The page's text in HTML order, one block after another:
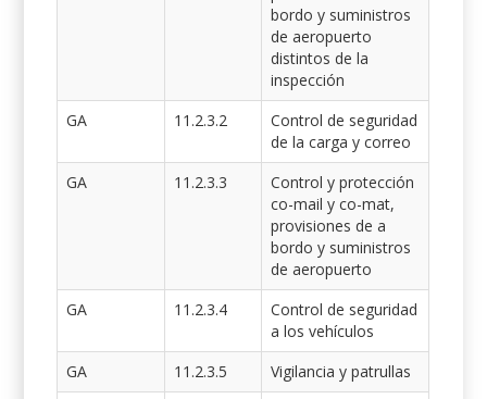
bordo y suministros
de aeropuerto
distintos de la
inspección
GA
11.2.3.2
Control de seguridad
de la carga y correo
GA
11.2.3.3
Control y protección
co-mail y co-mat,
provisiones de a
bordo y suministros
de aeropuerto
GA
11.2.3.4
Control de seguridad
a los vehículos
GA
11.2.3.5
Vigilancia y patrullas